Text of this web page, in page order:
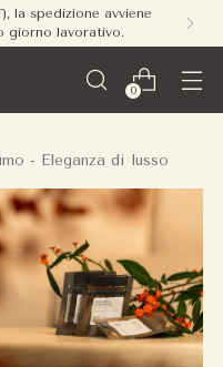
la spedizione avviene
giorno lavorativo.
0
- Eleganza di lusso